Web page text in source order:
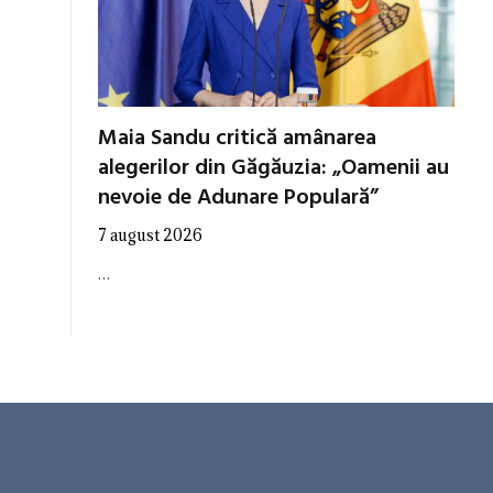
Maia Sandu critică amânarea
alegerilor din Găgăuzia: „Oamenii au
nevoie de Adunare Populară”
7 august 2026
…